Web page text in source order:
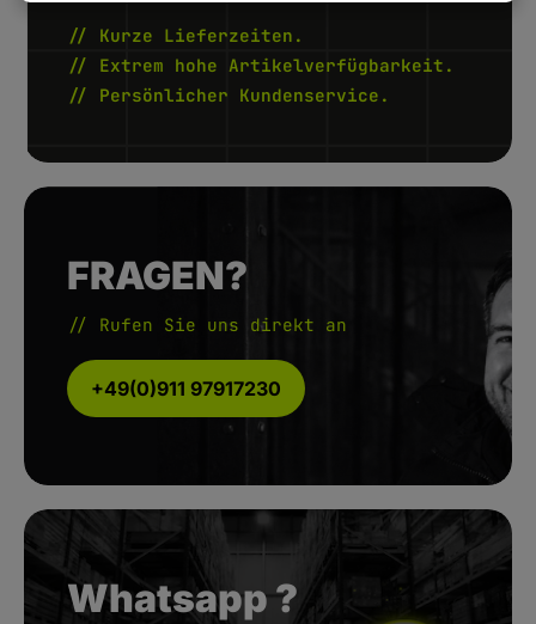
// Kurze Lieferzeiten.
// Extrem hohe Artikelverfügbarkeit.
// Persönlicher Kundenservice.
FRAGEN?
// Rufen Sie uns direkt an
+49(0)911 97917230
Whatsapp ?